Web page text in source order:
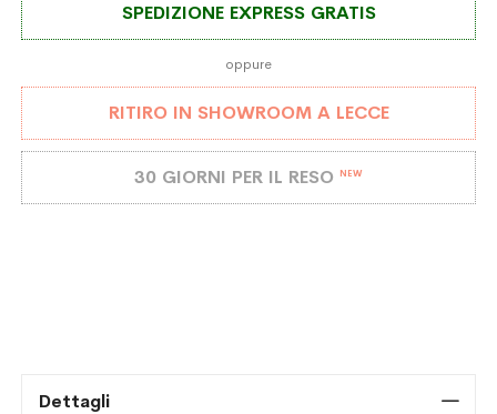
SPEDIZIONE EXPRESS GRATIS
oppure
RITIRO IN SHOWROOM A LECCE
30 GIORNI PER IL RESO NEW
Dettagli